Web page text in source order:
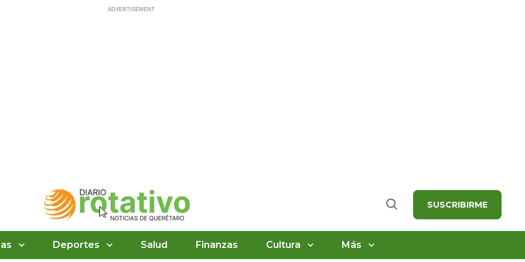
Buscar SUSCRIBIRME
Deportes Salud Finanzas Cultura Más